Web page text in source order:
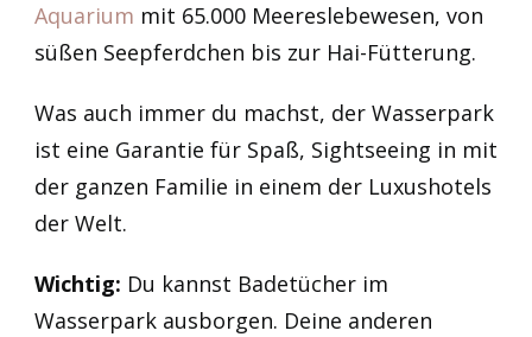
Aquarium mit 65.000 Meereslebewesen, von
süßen Seepferdchen bis zur Hai-Fütterung.
Was auch immer du machst, der Wasserpark
ist eine Garantie für Spaß, Sightseeing in mit
der ganzen Familie in einem der Luxushotels
der Welt.
Wichtig: Du kannst Badetücher im
Wasserpark ausborgen. Deine anderen